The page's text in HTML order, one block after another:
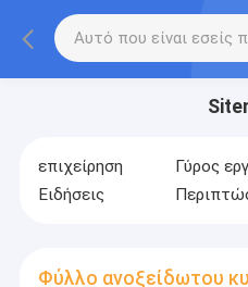
επιχείρηση Γύρος
Ειδήσεις
Φύλλο ανοξείδωτου